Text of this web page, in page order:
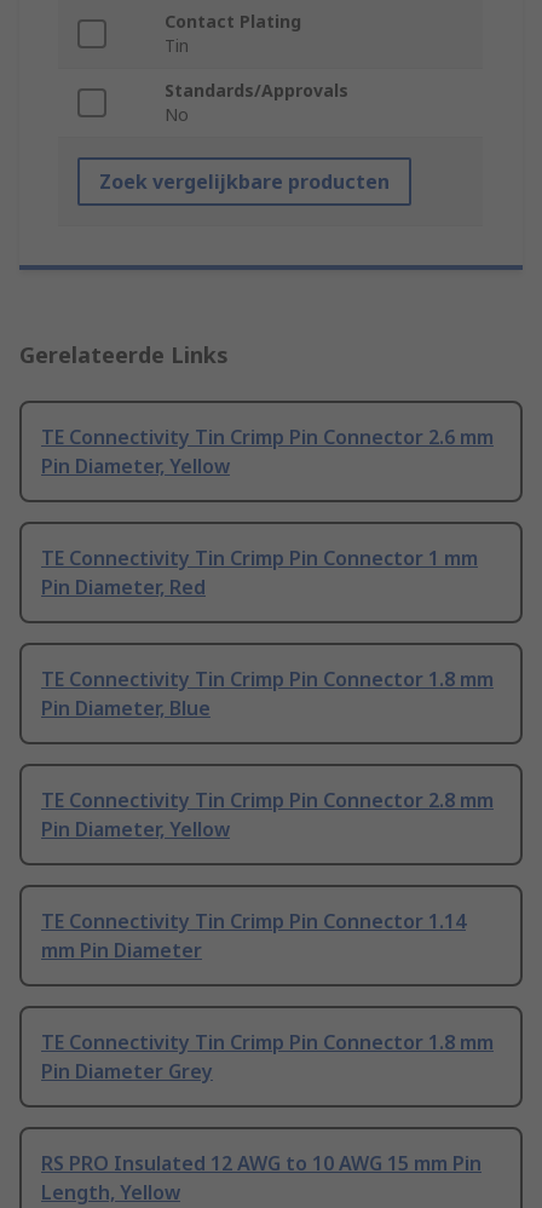
Contact Plating
Tin
Standards/Approvals
No
Zoek vergelijkbare producten
Gerelateerde Links
TE Connectivity Tin Crimp Pin Connector 2.6 mm
Pin Diameter, Yellow
TE Connectivity Tin Crimp Pin Connector 1 mm
Pin Diameter, Red
TE Connectivity Tin Crimp Pin Connector 1.8 mm
Pin Diameter, Blue
TE Connectivity Tin Crimp Pin Connector 2.8 mm
Pin Diameter, Yellow
TE Connectivity Tin Crimp Pin Connector 1.14
mm Pin Diameter
TE Connectivity Tin Crimp Pin Connector 1.8 mm
Pin Diameter Grey
RS PRO Insulated 12 AWG to 10 AWG 15 mm Pin
Length, Yellow